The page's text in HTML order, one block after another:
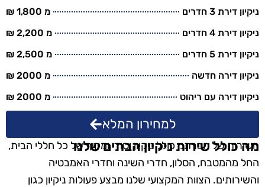
ניקיון דירת 3 חדרים
מ 1,800 ₪
ניקיון דירת 4 חדרים
מ 2,200 ₪
ניקיון דירת 5 חדרים
מ 2,500 ₪
ניקיון דירה חדשה
מ 2000 ₪
ניקיון דירה עם ריהוט
מ 2000 ₪
למחירון המלא
מה כולל שירות ניקיון הבתים שלנו
השירות של חברתנו כולל ניקיון יסודי ומקיף של כל חללי הבית,
החל מהמטבח, הסלון, חדרי השינה וחדרי האמבטיה
והשירותים. הצוות המקצועי שלנו מבצע פעולות ניקיון כגון